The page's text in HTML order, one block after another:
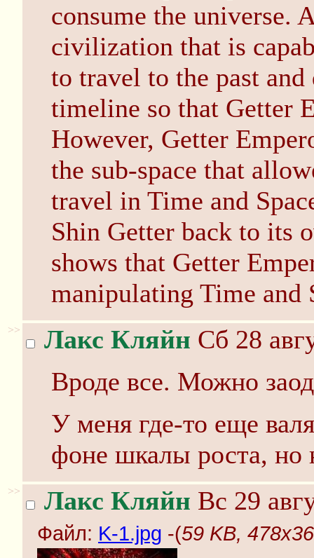
consume the universe.
civilization that is
to travel to the past
timeline so that Getter
However, Getter
the sub-space that
travel in Time and
Shin Getter back to its
shows that Getter
manipulating Time and
>> Лакс Кляйн Сб 28
Вроде все. Можно
У меня где-то еще
фоне шкалы роста, но
>> Лакс Кляйн Вс 29
Файл: K-1.jpg -(59 KB,